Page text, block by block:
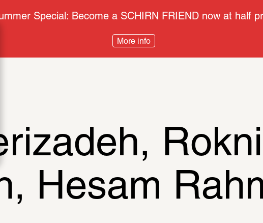
Special: Become a SCHIRN FRIEND now at half
More info
Rokni
Hesam